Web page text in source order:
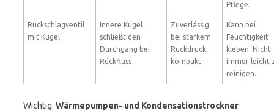
Pflege.
Rückschlagventil
mit Kugel
Innere Kugel
schließt den
Durchgang bei
Rückfluss
Zuverlässig
bei starkem
Rückdruck,
kompakt
Kann bei
Feuchtigkeit
kleben. Nicht
immer leicht
reinigen.
Wichtig: Wärmepumpen- und Kondensationstrockner